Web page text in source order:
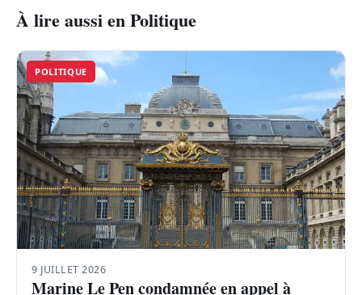
À lire aussi en Politique
POLITIQUE
9 JUILLET 2026
Marine Le Pen condamnée en appel à